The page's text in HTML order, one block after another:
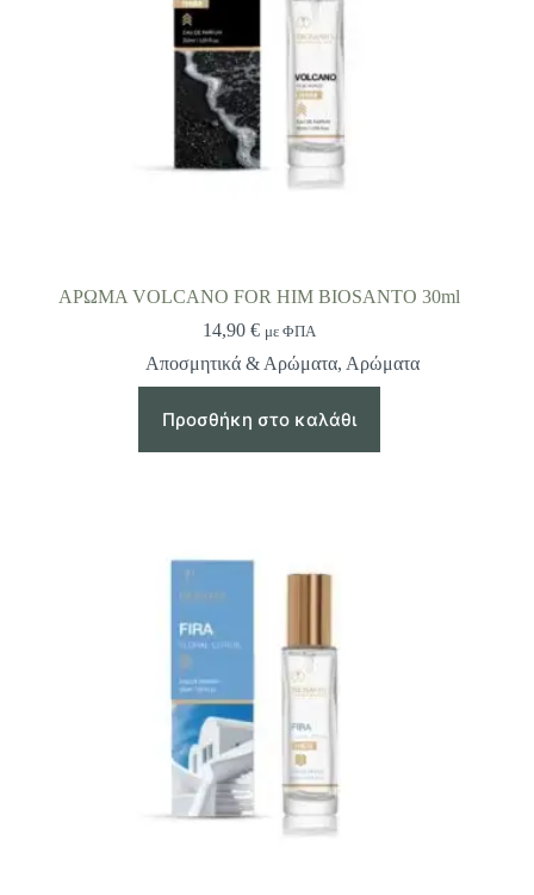
ΑΡΩΜΑ VOLCANO FOR HIM BIOSANTO 30ml
14,90 € με ΦΠΑ
Αποσμητικά & Αρώματα, Αρώματα
Προσθήκη στο καλάθι